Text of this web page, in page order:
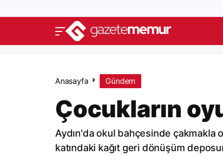
Anasayfa Gündem
Çocukların
Aydın'da okul bahçesinde çakmakla
katındaki kağıt geri dönüşüm